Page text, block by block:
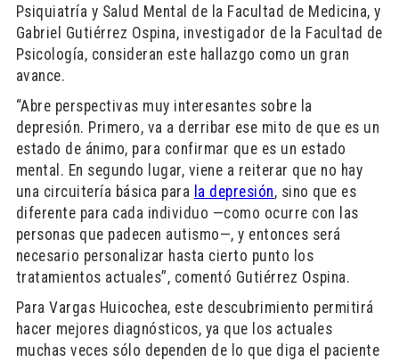
Psiquiatría y Salud Mental de la Facultad de Medicina, y
Gabriel Gutiérrez Ospina, investigador de la Facultad de
Psicología, consideran este hallazgo como un gran
avance.
“Abre perspectivas muy interesantes sobre la
depresión. Primero, va a derribar ese mito de que es un
estado de ánimo, para confirmar que es un estado
mental. En segundo lugar, viene a reiterar que no hay
una circuitería básica para la depresión, sino que es
diferente para cada individuo —como ocurre con las
personas que padecen autismo—, y entonces será
necesario personalizar hasta cierto punto los
tratamientos actuales”, comentó Gutiérrez Ospina.
Para Vargas Huicochea, este descubrimiento permitirá
hacer mejores diagnósticos, ya que los actuales
muchas veces sólo dependen de lo que diga el paciente